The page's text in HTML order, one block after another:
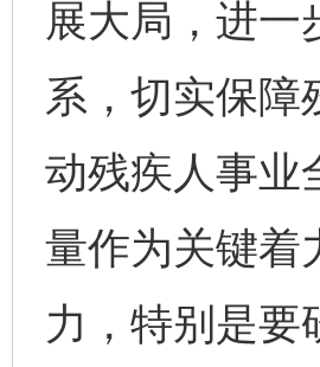
展大局，进一
系，切实保障
动残疾人事业
量作为关键着
力，特别是要